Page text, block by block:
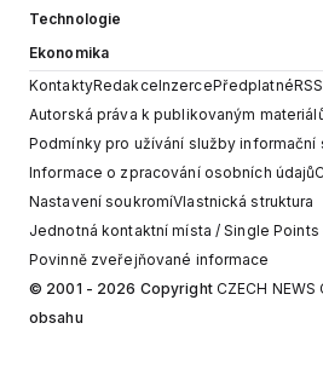
Technologie
Ekonomika
KontaktyRedakceInzercePředplatnéRSS
Autorská práva k publikovaným
Podmínky pro užívání služby informační
Informace o zpracování osobních údajů
Nastavení soukromíVlastnická struktura
Jednotná kontaktní místa / Single
Povinně zveřejňované informace
© 2001 - 2026 Copyright CZECH NEWS
obsahu